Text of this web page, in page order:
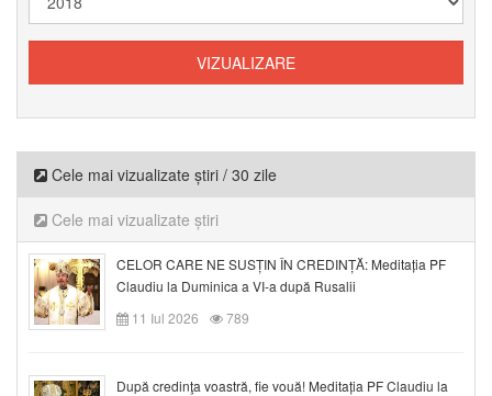
Cele mai vizualizate știri / 30 zile
Cele mai vizualizate știri
CELOR CARE NE SUSȚIN ÎN CREDINȚĂ: Meditația PF
Claudiu la Duminica a VI-a după Rusalii
11 Iul 2026
789
După credinţa voastră, fie vouă! Meditația PF Claudiu la